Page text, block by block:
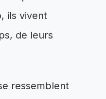
ils vivent
de leurs
ressemblent